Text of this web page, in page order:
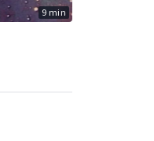
9 min